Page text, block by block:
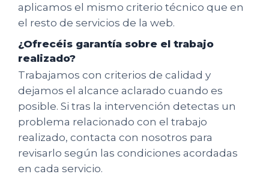
aplicamos el mismo criterio técnico que en
el resto de servicios de la web.
¿Ofrecéis garantía sobre el trabajo
realizado?
Trabajamos con criterios de calidad y
dejamos el alcance aclarado cuando es
posible. Si tras la intervención detectas un
problema relacionado con el trabajo
realizado, contacta con nosotros para
revisarlo según las condiciones acordadas
en cada servicio.